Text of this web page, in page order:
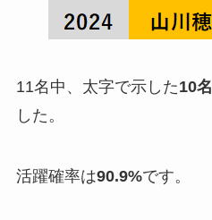
11名中、太字で示した10名
した。
活躍確率は90.9%です。